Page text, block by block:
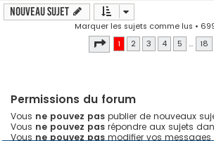
Nouveau sujet
Marquer les sujets comme lus •
Page
1sur18
1 2 3 4 5 … 18
Permissions du forum
Vous ne pouvez pas publier de nouveaux
Vous ne pouvez pas répondre aux sujets
Vous ne pouvez pas modifier vos